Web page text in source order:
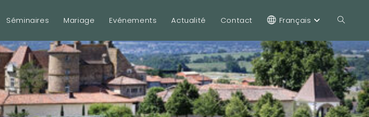
Séminaires Mariage Evénements Actualité Contact Français